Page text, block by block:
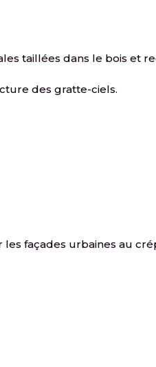
taillées dans le bois et
des gratte-ciels.
façades urbaines au